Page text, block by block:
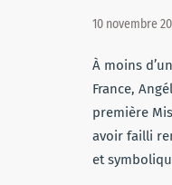
10 novembre
À moins
France,
première
avoir failli
et